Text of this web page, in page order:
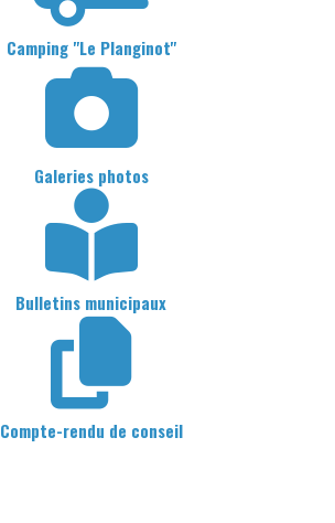
Camping "Le Planginot"
Galeries photos
Bulletins municipaux
Compte-rendu de conseil